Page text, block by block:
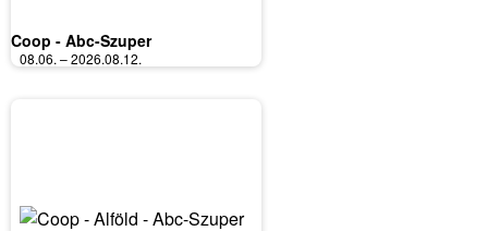
Coop - Abc-Szuper
08.06. – 2026.08.12.